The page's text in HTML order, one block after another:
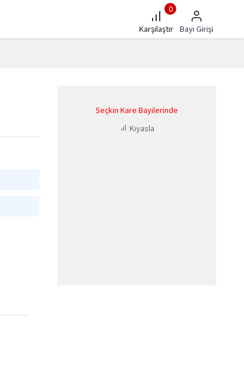
Karşılaştır
0
Bayi Girişi
Seçkin Kare Bayilerinde
Kıyasla